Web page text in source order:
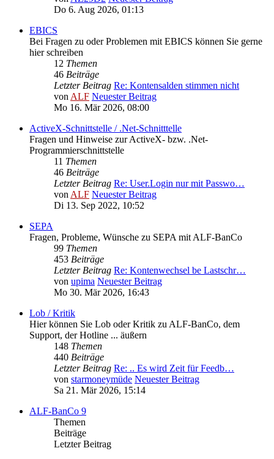
Do 6. Aug 2026, 01:13
EBICS
Bei Fragen zu oder Problemen mit EBICS können Sie gerne
hier schreiben
12 Themen
46 Beiträge
Letzter Beitrag Re: Kontensalden stimmen nicht
vonALF Neuester Beitrag
Mo 16. Mär 2026, 08:00
ActiveX-Schnittstelle / .Net-Schnitttelle
Fragen und Hinweise zur ActiveX- bzw. .Net-
Programmierschnittstelle
11 Themen
46 Beiträge
Letzter Beitrag Re: User.Login nur mit Passwo…
vonALF Neuester Beitrag
Di 13. Sep 2022, 10:52
SEPA
Fragen, Probleme, Wünsche zu SEPA mit ALF-BanCo
99 Themen
453 Beiträge
Letzter Beitrag Re: Kontenwechsel be Lastschr…
von upima Neuester Beitrag
Mo 30. Mär 2026, 16:43
Lob / Kritik
Hier können Sie Lob oder Kritik zu ALF-BanCo, dem
Support, der Hotline ... äußern
148 Themen
440 Beiträge
Letzter Beitrag Re: .. Es wird Zeit für Feedb…
von starmoneymüde Neuester Beitrag
Sa 21. Mär 2026, 15:14
ALF-BanCo 9
Themen
Beiträge
Letzter Beitrag